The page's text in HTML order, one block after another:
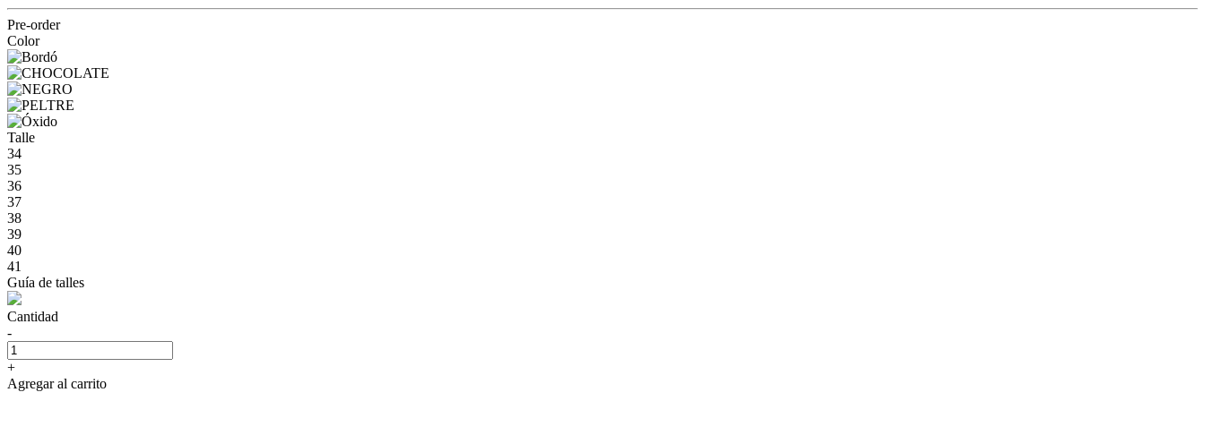
Pre-order
Color
Talle
34
35
36
37
38
39
40
41
Guía de talles
Cantidad
-
+
Agregar al carrito